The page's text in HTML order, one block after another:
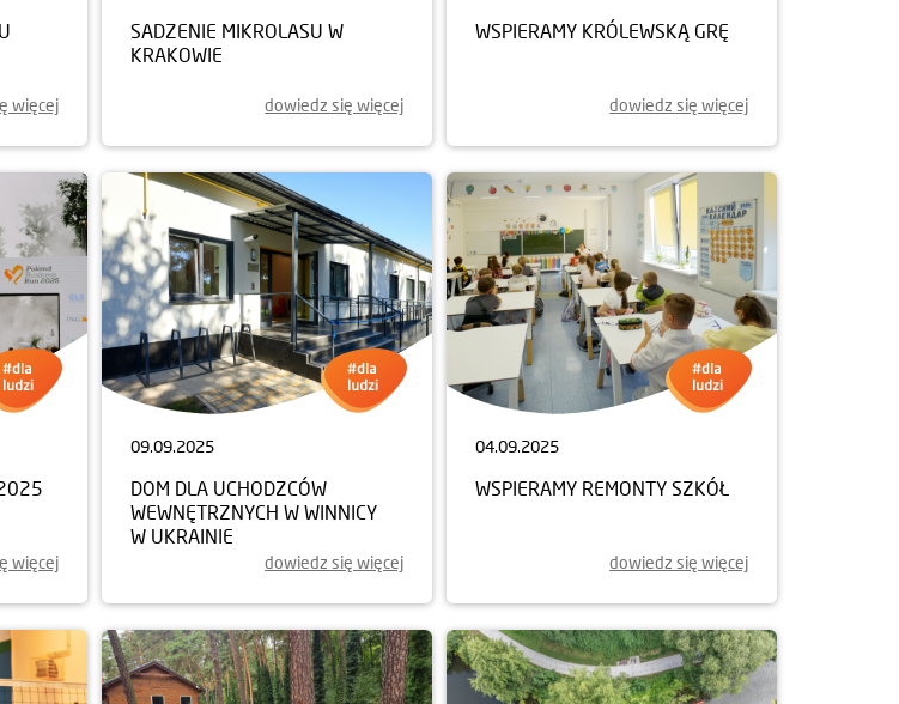
więcej
SADZENIE MIKROLASU W
KRAKOWIE
dowiedz się więcej
WSPIERAMY KRÓLEWSKĄ GRĘ
dowiedz się więcej
więcej
09.09.2025
DOM DLA UCHODZCÓW
WEWNĘTRZNYCH W WINNICY
W UKRAINIE
dowiedz się więcej
04.09.2025
WSPIERAMY REMONTY SZKÓŁ
dowiedz się więcej